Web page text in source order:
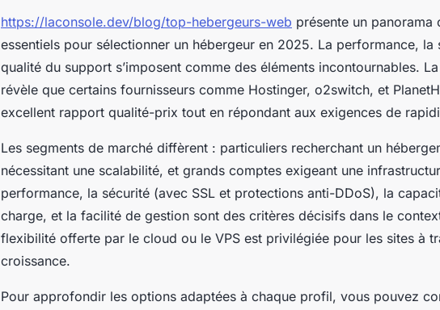
https://laconsole.dev/blog/top-hebergeurs-web présente un panorama
essentiels pour sélectionner un hébergeur en 2025. La performance, la
qualité du support s’imposent comme des éléments incontournables.
révèle que certains fournisseurs comme Hostinger, o2switch, et
excellent rapport qualité-prix tout en répondant aux exigences de
Les segments de marché diffèrent : particuliers recherchant un
nécessitant une scalabilité, et grands comptes exigeant une
performance, la sécurité (avec SSL et protections anti-DDoS), la
charge, et la facilité de gestion sont des critères décisifs dans le
flexibilité offerte par le cloud ou le VPS est privilégiée pour les sites à
croissance.
Pour approfondir les options adaptées à chaque profil, vous pouvez